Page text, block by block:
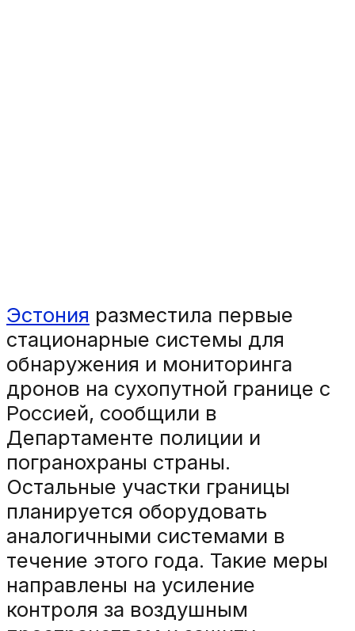
Эстония разместила первые
стационарные системы для
обнаружения и мониторинга
дронов на сухопутной границе с
Россией, сообщили в
Департаменте полиции и
погранохраны страны.
Остальные участки границы
планируется оборудовать
аналогичными системами в
течение этого года. Такие меры
направлены на усиление
контроля за воздушным